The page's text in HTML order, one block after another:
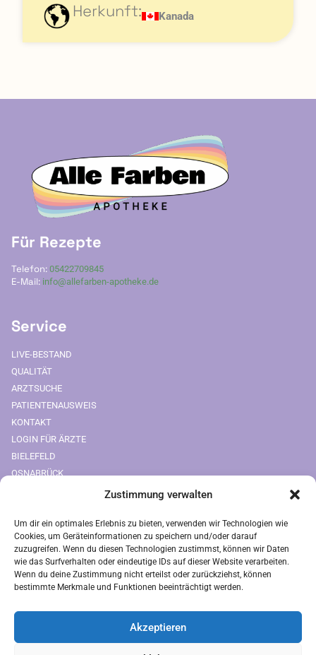
Zustimmung verwalten
Um dir ein optimales Erlebnis zu bieten, verwenden wir Technologien wie
Cookies, um Geräteinformationen zu speichern und/oder darauf
zuzugreifen. Wenn du diesen Technologien zustimmst, können wir Daten
wie das Surfverhalten oder eindeutige IDs auf dieser Website verarbeiten.
Wenn du deine Zustimmung nicht erteilst oder zurückziehst, können
bestimmte Merkmale und Funktionen beeinträchtigt werden.
Akzeptieren
Herkunft: Kanada
Für Rezepte
Telefon: 05422709845
E-Mail: info@allefarben-apotheke.de
Service
LIVE-BESTAND
QUALITÄT
ARZTSUCHE
PATIENTENAUSWEIS
KONTAKT
LOGIN FÜR ÄRZTE
BIELEFELD
OSNABRÜCK
FREIUMSCHLAG AUSDRUCKEN
Rechtliches
AGB
VERSANDARTEN